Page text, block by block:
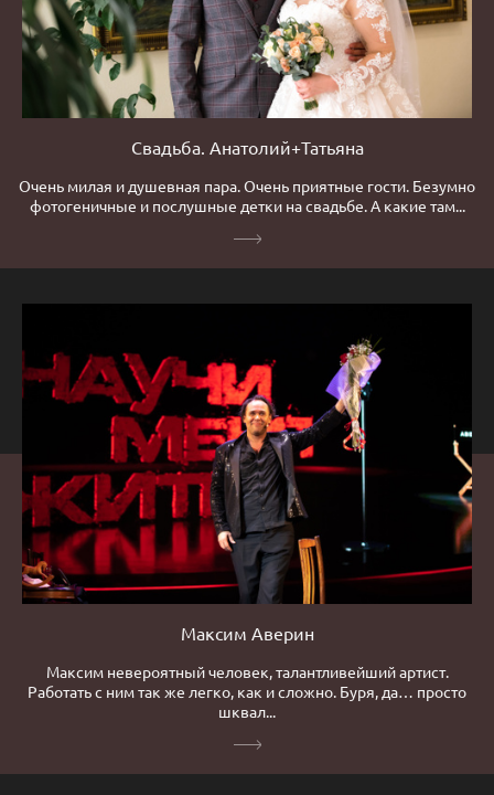
Свадьба. Анатолий+Татьяна
Очень милая и душевная пара. Очень приятные гости. Безумно
фотогеничные и послушные детки на свадьбе. А какие там...
Максим Аверин
Максим невероятный человек, талантливейший артист.
Работать с ним так же легко, как и сложно. Буря, да… просто
шквал...